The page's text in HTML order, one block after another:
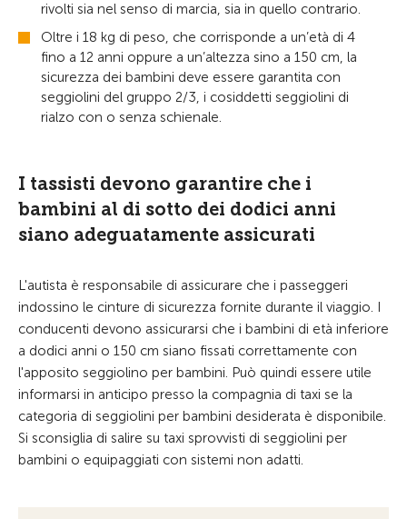
rivolti sia nel senso di marcia, sia in quello contrario.
Oltre i 18 kg di peso, che corrisponde a un’età di 4
fino a 12 anni oppure a un’altezza sino a 150 cm, la
sicurezza dei bambini deve essere garantita con
seggiolini del gruppo 2/3, i cosiddetti seggiolini di
rialzo con o senza schienale.
I tassisti devono garantire che i
bambini al di sotto dei dodici anni
siano adeguatamente assicurati
L'autista è responsabile di assicurare che i passeggeri
indossino le cinture di sicurezza fornite durante il viaggio. I
conducenti devono assicurarsi che i bambini di età inferiore
a dodici anni o 150 cm siano fissati correttamente con
l'apposito seggiolino per bambini. Può quindi essere utile
informarsi in anticipo presso la compagnia di taxi se la
categoria di seggiolini per bambini desiderata è disponibile.
Si sconsiglia di salire su taxi sprovvisti di seggiolini per
bambini o equipaggiati con sistemi non adatti.